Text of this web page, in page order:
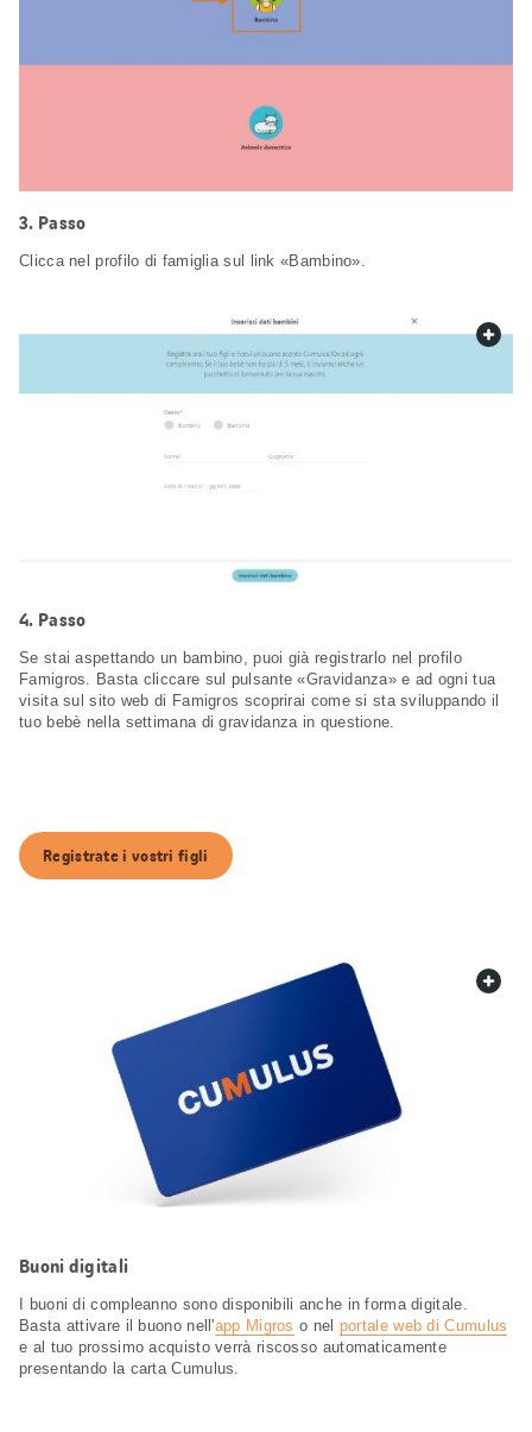
Passo
Clicca nel profilo di famiglia sul link «Bambino».
Passo
Se stai aspettando un bambino, puoi già registrarlo nel profilo
Famigros. Basta cliccare sul pulsante «Gravidanza» e ad ogni tua
visita sul sito web di Famigros scoprirai come si sta sviluppando il
tuo bebè nella settimana di gravidanza in questione.
Registrate i vostri figli
Buoni digitali
I buoni di compleanno sono disponibili anche in forma digitale.
Basta attivare il buono nell'app Migros o nel portale web di Cumulus
e al tuo prossimo acquisto verrà riscosso automaticamente
presentando la carta Cumulus.